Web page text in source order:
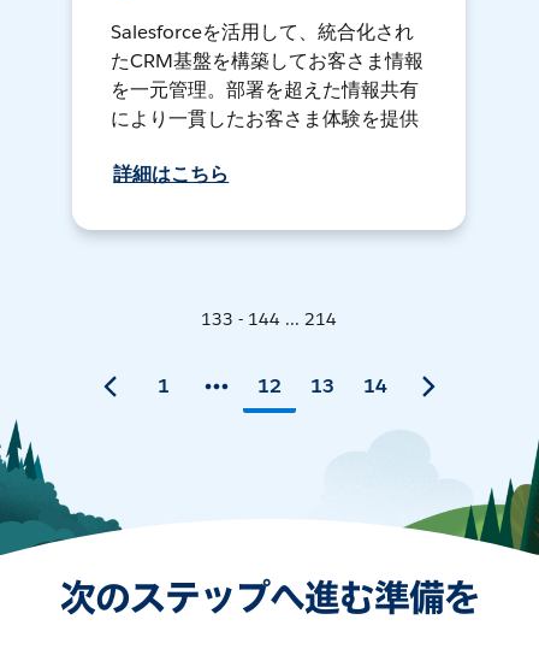
Salesforceを活用して、統合化され
たCRM基盤を構築してお客さま情報
を一元管理。部署を超えた情報共有
により一貫したお客さま体験を提供
詳細はこちら
133 - 144 ... 214
1 12 13 14
次のステップへ進む準備を